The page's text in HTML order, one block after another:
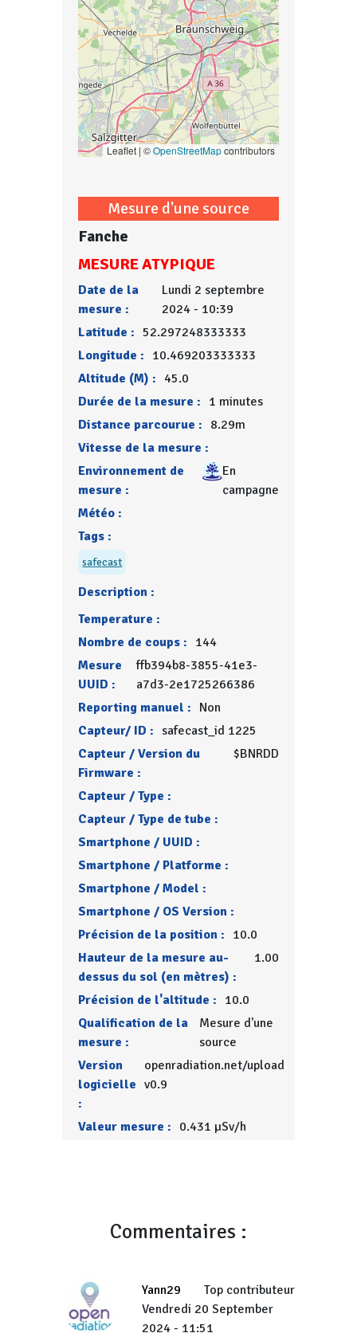
Leaflet | ©OpenStreetMapcontributors
Mesure d'une source
Fanche
MESURE ATYPIQUE
Date de la
mesure :
Lundi 2 septembre
2024 - 10:39
Latitude : 52.297248333333
Longitude : 10.469203333333
Altitude (M) : 45.0
Durée de la mesure : 1 minutes
Distance parcourue : 8.29m
Vitesse de la mesure :
Environnement de
mesure :
En
campagne
Météo :
Tags :
safecast
Description :
Temperature :
Nombre de coups : 144
Mesure
UUID :
ffb394b8-3855-41e3-
a7d3-2e1725266386
Reporting manuel : Non
Capteur/ ID : safecast_id 1225
Capteur / Version du
Firmware :
$BNRDD
Capteur / Type :
Capteur / Type de tube :
Smartphone / UUID :
Smartphone / Platforme :
Smartphone / Model :
Smartphone / OS Version :
Précision de la position : 10.0
Hauteur de la mesure au-
dessus du sol (en mètres) :
1.00
Précision de l'altitude : 10.0
Qualification de la
mesure :
Mesure d'une
source
Version
logicielle
:
openradiation.net/upload
v0.9
Valeur mesure : 0.431 µSv/h
Commentaires :
Yann29
Top contributeur
Vendredi 20 September
2024 - 11:51